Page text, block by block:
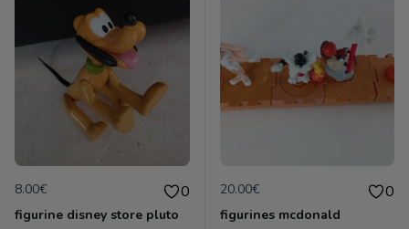
8.00€ 0
figurine disney store pluto
20.00€ 0
figurines mcdonald